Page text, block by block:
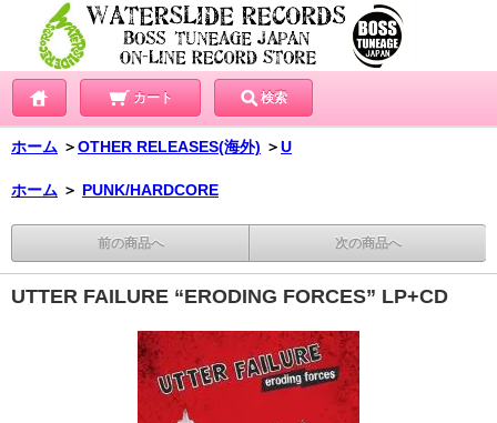
カート 検索
ホーム ＞OTHER RELEASES(海外) ＞U
ホーム ＞ PUNK/HARDCORE
前の商品へ 次の商品へ
UTTER FAILURE “ERODING FORCES” LP+CD